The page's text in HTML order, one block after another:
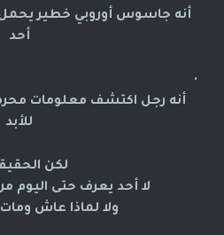
أنه جاسوس أوروبي خطير يحمل
أحد
أنه رجل اكتشف معلومات
للأبد
لكن
لا أحد يعرف حتى اليوم
ولا لماذا عاش